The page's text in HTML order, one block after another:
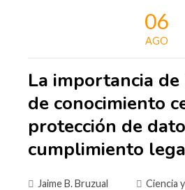
06
AGO
La importancia
de conocimiento
protección de
cumplimiento
Jaime B. Bruzual Ciencia